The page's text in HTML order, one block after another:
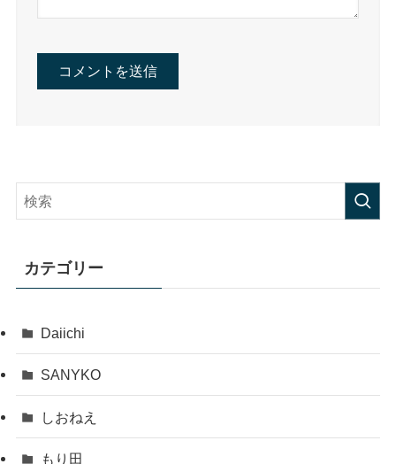
カテゴリー
Daiichi
SANYKO
しおねえ
もり田